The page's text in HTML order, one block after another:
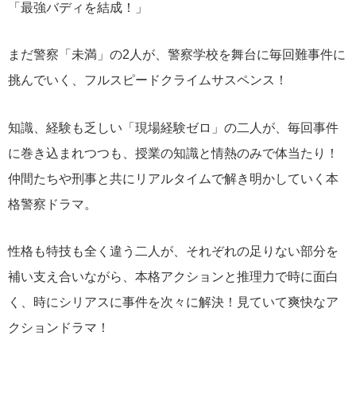
「最強バディを結成！」
まだ警察「未満」の2人が、警察学校を舞台に毎回難事件に
挑んでいく、フルスピードクライムサスペンス！
知識、経験も乏しい「現場経験ゼロ」の二人が、毎回事件
に巻き込まれつつも、授業の知識と情熱のみで体当たり！
仲間たちや刑事と共にリアルタイムで解き明かしていく本
格警察ドラマ。
性格も特技も全く違う二人が、それぞれの足りない部分を
補い支え合いながら、本格アクションと推理力で時に面白
く、時にシリアスに事件を次々に解決！見ていて爽快なア
クションドラマ！